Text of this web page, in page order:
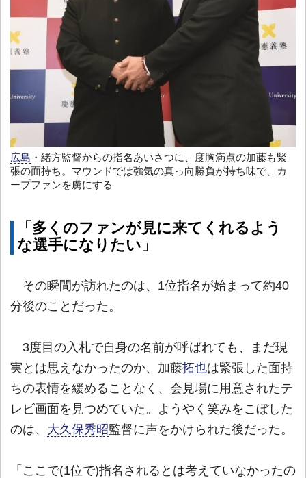
広島 ・緒方監督からの指名あいさつに、度胸満点の加藤も緊
張の面持ち。マウンドでは強気の真っ向勝負が持ち味で、カ
ープファンを虜にする
「多くのファンが見に来てくれるよう
な選手になりたい」
その瞬間が訪れたのは、1位指名が始まって約40
分後のことだった。
3度目の入札で自身の名前が呼ばれても、まだ現
実とは思えなかったのか、加藤拓也は緊張した面持
ちの表情を緩めることなく、会見場に用意されたテ
レビ画面を見つめていた。ようやく笑みをこぼした
のは、 大久保秀昭監督に声をかけられた後だった。
「ここで(1位で)指名されるとは考えていなかったの